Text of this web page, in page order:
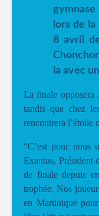
lors de
8 avril
la avec
La finale opposera
tandis que chez
rencontrera l’étoile
“C’est pour nous
Exantus, Président
de finale depuis
trophée. Nos
en Martinique